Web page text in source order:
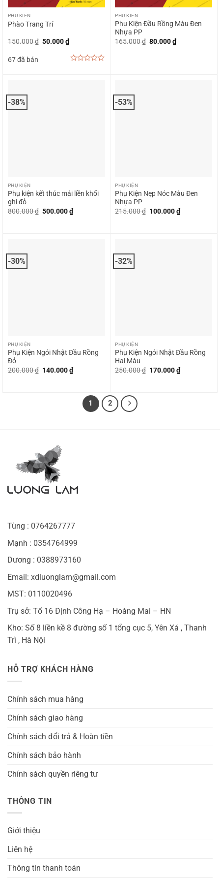
PHỤ KIỆN
Phào Trang Trí
150.000₫ Giá
150.000 ₫.
50.000₫Giá
hiện
tại
là:
67 đã bán
PHỤ KIỆN
Phụ Kiện Đầu Rồng Màu Đen
Nhựa PP
165.000₫ Giá
80.000₫Giá
hiện
-38%
PHỤ KIỆN
Phụ kiện kết thúc mái liền khối
ghi đỏ
800.000₫ Giá
500.000₫Giá
hiện
-53%
PHỤ KIỆN
Phụ Kiện Nẹp Nóc Màu Đen
Nhựa PP
215.000₫ Giá
100.000₫Giá
hiện
-30%
PHỤ KIỆN
Phụ Kiện Ngói Nhật Đầu Rồng
Đỏ
200.000₫ Giá
140.000₫Giá
hiện
140.000 ₫.
-32%
PHỤ KIỆN
Phụ Kiện Ngói Nhật Đầu Rồng
Hai Màu
250.000₫ Giá
170.000₫Giá
hiện
1 2
Tùng : 0764267777
Mạnh : 0354764999
Dương : 0388973160
Email: xdluonglam@gmail.com
MST: 0110020496
Trụ sở: Tổ 16 Định Công Hạ – Hoàng Mai – HN
Kho: Số 8 liền kề 8 đường số 1 tổng cục 5, Yên Xá , Thanh
Trì , Hà Nội
HỖ TRỢ KHÁCH HÀNG
Chính sách mua hàng
Chính sách giao hàng
Chính sách đổi trả & Hoàn tiền
Chính sách bảo hành
Chính sách quyền riêng tư
THÔNG TIN
Giới thiệu
Liên hệ
Thông tin thanh toán